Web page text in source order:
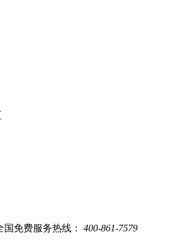
国免费服务热线： 400-861-7579